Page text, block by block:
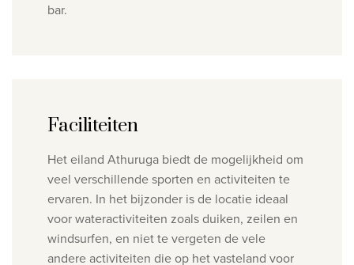
bar.
Faciliteiten
Het eiland Athuruga biedt de mogelijkheid om
veel verschillende sporten en activiteiten te
ervaren. In het bijzonder is de locatie ideaal
voor wateractiviteiten zoals duiken, zeilen en
windsurfen, en niet te vergeten de vele
andere activiteiten die op het vasteland voor